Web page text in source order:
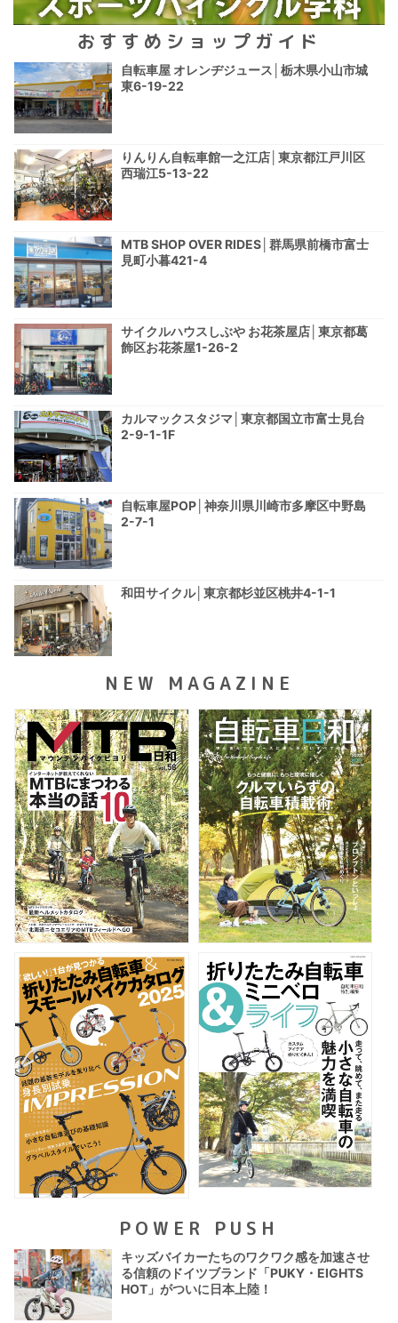
おすすめショップガイド
自転車屋 オレンヂジュース│栃木県小山市城
東6-19-22
りんりん自転車館一之江店│東京都江戸川区
西瑞江5-13-22
MTB SHOP OVER RIDES│群馬県前橋市富士
見町小暮421-4
サイクルハウスしぶや お花茶屋店│東京都葛
飾区お花茶屋1-26-2
カルマックスタジマ│東京都国立市富士見台
2-9-1-1F
自転車屋POP│神奈川県川崎市多摩区中野島
2-7-1
和田サイクル│東京都杉並区桃井4-1-1
NEW MAGAZINE
POWER PUSH
キッズバイカーたちのワクワク感を加速させ
る信頼のドイツブランド「PUKY・EIGHTS
HOT」がついに日本上陸！